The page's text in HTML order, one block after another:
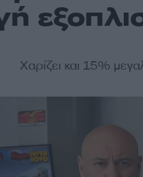
Χαρίζει και 15%